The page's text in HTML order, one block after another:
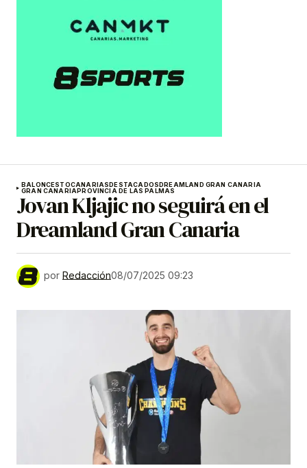
BALONCESTOCANARIASDESTACADOSDREAMLAND GRAN CANARIA
GRAN CANARIAPROVINCIA DE LAS PALMAS
Jovan Kljajic no seguirá en el
Dreamland Gran Canaria
por Redacción08/07/2025 09:23